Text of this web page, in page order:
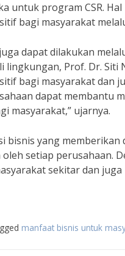
untuk program CSR.
bagi masyarakat
dapat dilakukan
Prof. Dr.
bagi masyarakat dan
dapat membantu
masyarakat,” ujarnya.
bisnis yang
setiap perusahaan.
sekitar dan
manfaat bisnis untuk